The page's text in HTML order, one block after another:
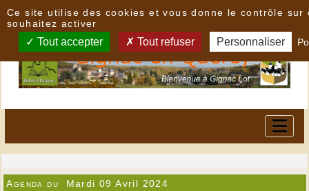
Agenda du Mardi 09 Avril 2024
Ce site utilise des cookies et vous donne le contrôle sur
souhaitez activer
Tout accepter Tout refuser Personnaliser